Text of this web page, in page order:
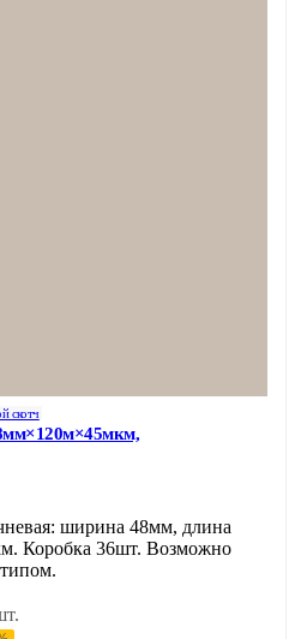
скотч
ширина 48мм, длина
Коробка 36шт. Возможно